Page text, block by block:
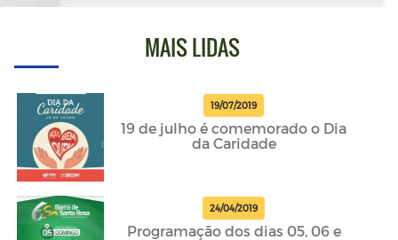
MAIS LIDAS
19/07/2019
19 de julho é comemorado o Dia
da Caridade
24/04/2019
Programação dos dias 05, 06 e